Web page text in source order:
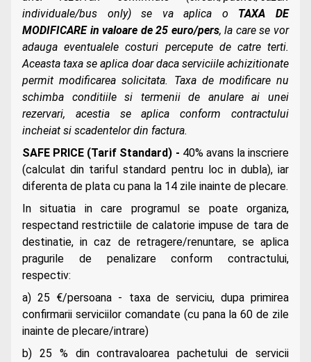
individuale/bus only) se va aplica o TAXA DE
MODIFICARE in valoare de 25 euro/pers, la care se vor
adauga eventualele costuri percepute de catre terti.
Aceasta taxa se aplica doar daca serviciile achizitionate
permit modificarea solicitata. Taxa de modificare nu
schimba conditiile si termenii de anulare ai unei
rezervari, acestia se aplica conform contractului
incheiat si scadentelor din factura.
SAFE PRICE (Tarif Standard) - 40% avans la inscriere
(calculat din tariful standard pentru loc in dubla), iar
diferenta de plata cu pana la 14 zile inainte de plecare.
In situatia in care programul se poate organiza,
respectand restrictiile de calatorie impuse de tara de
destinatie, in caz de retragere/renuntare, se aplica
pragurile de penalizare conform contractului,
respectiv:
a) 25 €/persoana - taxa de serviciu, dupa primirea
confirmarii serviciilor comandate (cu pana la 60 de zile
inainte de plecare/intrare)
b) 25 % din contravaloarea pachetului de servicii